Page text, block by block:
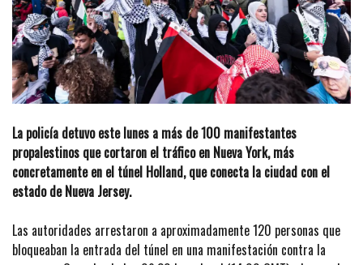
La policía detuvo este lunes a más de 100 manifestantes
propalestinos que cortaron el tráfico en Nueva York, más
concretamente en el túnel Holland, que conecta la ciudad con el
estado de Nueva Jersey.
Las autoridades arrestaron a aproximadamente 120 personas que
bloqueaban la entrada del túnel en una manifestación contra la